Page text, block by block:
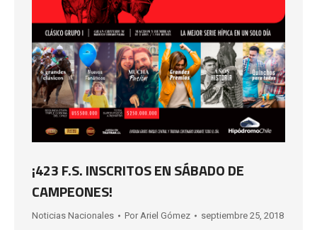
¡423 F.S. INSCRITOS EN SÁBADO DE
CAMPEONES!
Noticias Nacionales Por Ariel Gómez septiembre 25, 2018